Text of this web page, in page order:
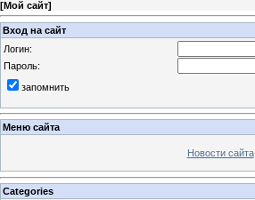
[Мой сайт]
Вход на сайт
Логин:
Пароль:
запомнить
Меню сайта
Новости сайта
Categories